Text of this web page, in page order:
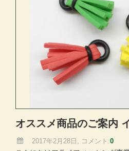
オススメ商品のご案内
2017年2月28日, コメント:0